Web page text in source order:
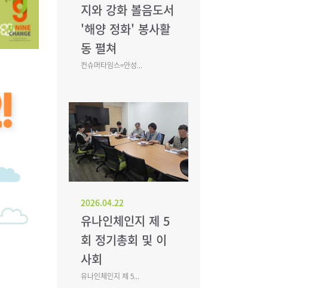
지와 강화 볼음도서
'해양 정화' 봉사활
동 펼쳐
컨슈머타임스=안성...
2026.04.22
유나인체인지 제 5
회 정기총회 및 이
사회
유나인체인지 제 5...